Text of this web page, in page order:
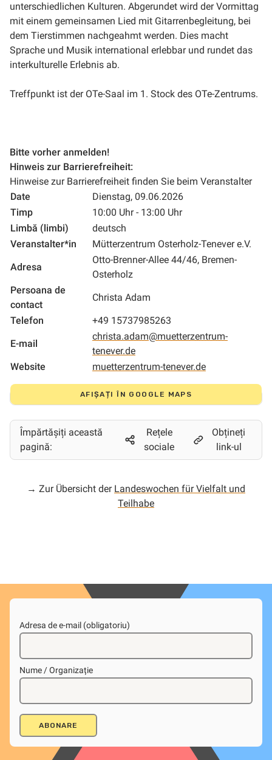
unterschiedlichen Kulturen. Abgerundet wird der Vormittag
mit einem gemeinsamen Lied mit Gitarrenbegleitung, bei
dem Tierstimmen nachgeahmt werden. Dies macht
Sprache und Musik international erlebbar und rundet das
interkulturelle Erlebnis ab.
Treffpunkt ist der OTe-Saal im 1. Stock des OTe-Zentrums.
Bitte vorher anmelden!
Hinweis zur Barrierefreiheit:
Hinweise zur Barrierefreiheit finden Sie beim Veranstalter
Date
Dienstag, 09.06.2026
Timp
10:00 Uhr - 13:00 Uhr
Limbă (limbi)
deutsch
Veranstalter*in
Mütterzentrum Osterholz-Tenever e.V.
Adresa
Otto-Brenner-Allee 44/46, Bremen-
Osterholz
Persoana de
contact
Christa Adam
Telefon
+49 15737985263
E-mail
christa.adam@muetterzentrum-
tenever.de
Website
muetterzentrum-tenever.de
AFIȘAȚI ÎN GOOGLE MAPS
Împărtășiți această
pagină:
Rețele
sociale
Obțineți
link-ul
→ Zur Übersicht der Landeswochen für Vielfalt und
Teilhabe
Adresa de e-mail (obligatoriu)
Nume / Organizație